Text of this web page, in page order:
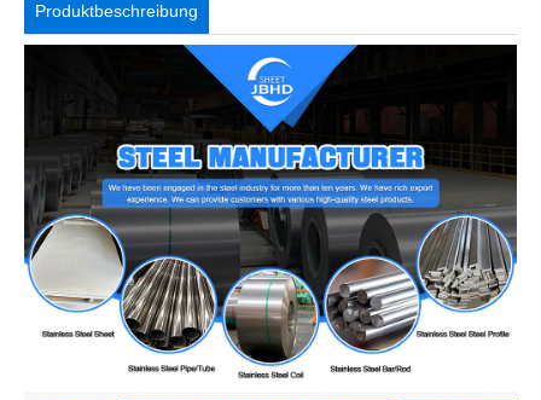
Produktbeschreibung